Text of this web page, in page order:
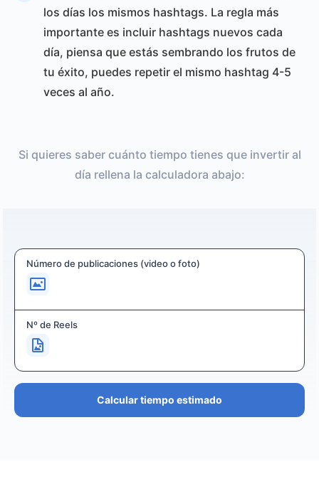
los días los mismos hashtags. La regla más
importante es incluir hashtags nuevos cada
día, piensa que estás sembrando los frutos de
tu éxito, puedes repetir el mismo hashtag 4-5
veces al año.
Si quieres saber cuánto tiempo tienes que invertir al
día rellena la calculadora abajo:
Número de publicaciones (video o foto)
Nº de Reels
Calcular tiempo estimado